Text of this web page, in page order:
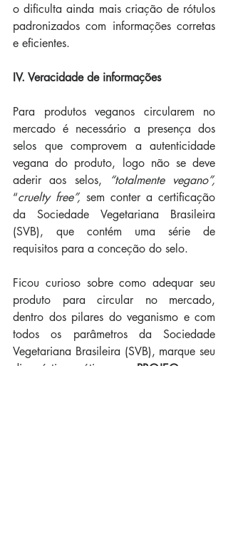
o dificulta ainda mais criação de rótulos
padronizados com informações corretas
e eficientes.
IV. Veracidade de informações
Para produtos veganos circularem no
mercado é necessário a presença dos
selos que comprovem a autenticidade
vegana do produto, logo não se deve
aderir aos selos,
“totalmente vegano”,
“cruelty free”, sem conter a certificação
da Sociedade Vegetariana Brasileira
(SVB), que contém uma série de
requisitos para a conceção do selo.
Ficou curioso sobre como adequar seu
produto para circular no mercado,
dentro dos pilares do veganismo e com
todos os parâmetros da Sociedade
Vegetariana Brasileira (SVB), marque seu
diagnóstico grátis com a PROJEQ